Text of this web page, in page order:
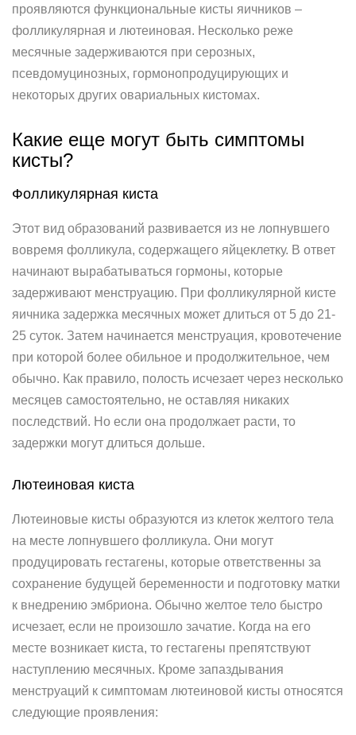
проявляются функциональные кисты яичников –
фолликулярная и лютеиновая. Несколько реже
месячные задерживаются при серозных,
псевдомуцинозных, гормонопродуцирующих и
некоторых других овариальных кистомах.
Какие еще могут быть симптомы
кисты?
Фолликулярная киста
Этот вид образований развивается из не лопнувшего
вовремя фолликула, содержащего яйцеклетку. В ответ
начинают вырабатываться гормоны, которые
задерживают менструацию. При фолликулярной кисте
яичника задержка месячных может длиться от 5 до 21-
25 суток. Затем начинается менструация, кровотечение
при которой более обильное и продолжительное, чем
обычно. Как правило, полость исчезает через несколько
месяцев самостоятельно, не оставляя никаких
последствий. Но если она продолжает расти, то
задержки могут длиться дольше.
Лютеиновая киста
Лютеиновые кисты образуются из клеток желтого тела
на месте лопнувшего фолликула. Они могут
продуцировать гестагены, которые ответственны за
сохранение будущей беременности и подготовку матки
к внедрению эмбриона. Обычно желтое тело быстро
исчезает, если не произошло зачатие. Когда на его
месте возникает киста, то гестагены препятствуют
наступлению месячных. Кроме запаздывания
менструаций к симптомам лютеиновой кисты относятся
следующие проявления: